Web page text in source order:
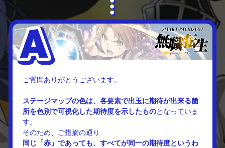
ご質問ありがとうございます。
ステージマップの色は、各要素で出玉に期待が出来る箇
所を色別で可視化した期待度を示したものとなっていま
す。
そのため、ご指摘の通り
同じ「赤」であっても、すべてが同一の期待度というわ